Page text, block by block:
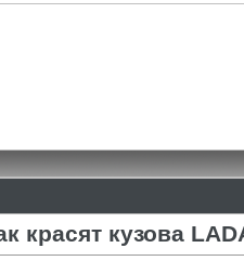
красят кузова